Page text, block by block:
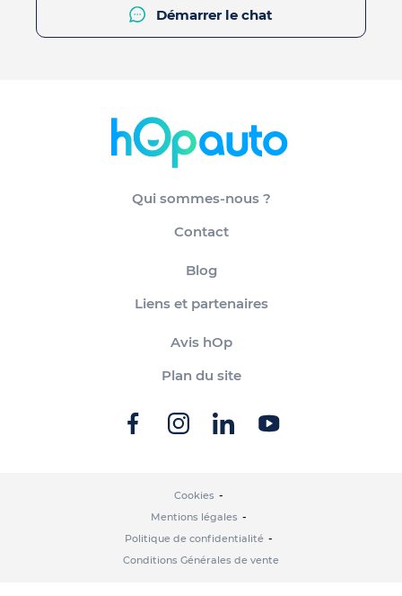
Démarrer le chat
Qui sommes-nous ?
Contact
Blog
Liens et partenaires
Avis hOp
Plan du site
Cookies
Mentions légales
Politique de confidentialité
Conditions Générales de vente